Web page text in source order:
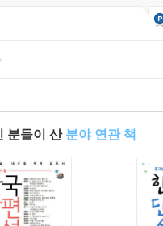
분들이 산 분야 연관 책